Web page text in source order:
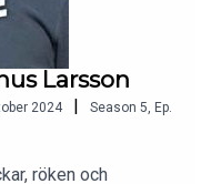
Larsson
2024 | Season 5, Ep.
röken och